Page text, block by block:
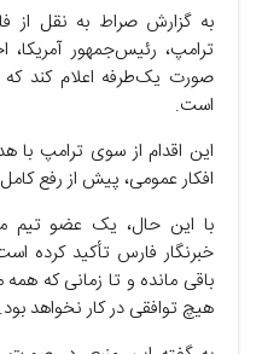
به گزارش صراط به نقل از
ترامپ، رئیس‌جمهور
صورت یک‌طرفه اعلام کند که
است.
این اقدام از سوی ترامپ با
افکار عمومی، پیش از رفع
با این حال، یک عضو تیم
خبرنگار فارس تأکید کرده
باقی مانده و تا زمانی که
هیچ توافقی در کار نخواهد بود.